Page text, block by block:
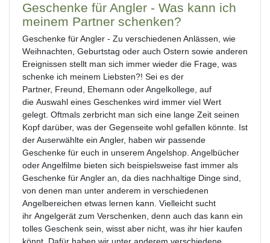
Geschenke für Angler - Was kann ich
meinem Partner schenken?
Geschenke für Angler - Zu verschiedenen Anlässen, wie
Weihnachten, Geburtstag oder auch Ostern sowie anderen
Ereignissen stellt man sich immer wieder die Frage, was
schenke ich meinem Liebsten?! Sei es der
Partner, Freund, Ehemann oder Angelkollege, auf
die Auswahl eines Geschenkes wird immer viel Wert
gelegt. Oftmals zerbricht man sich eine lange Zeit seinen
Kopf darüber, was der Gegenseite wohl gefallen könnte. Ist
der Auserwählte ein Angler, haben wir passende
Geschenke für euch in unserem Angelshop. Angelbücher
oder Angelfilme bieten sich beispielsweise fast immer als
Geschenke für Angler an, da dies nachhaltige Dinge sind,
von denen man unter anderem in verschiedenen
Angelbereichen etwas lernen kann. Vielleicht sucht
ihr Angelgerät zum Verschenken, denn auch das kann ein
tolles Geschenk sein, wisst aber nicht, was ihr hier kaufen